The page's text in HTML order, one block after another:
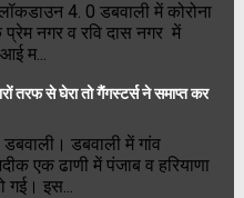
4. 0 डबवाली में कोरोना
नगर व रवि दास नगर में
म...
तरफ से घेरा तो गैंगस्टर्स ने समाप्त कर
डबवाली में गांव
एक ढाणी में पंजाब व हरियाणा
गई। इस...